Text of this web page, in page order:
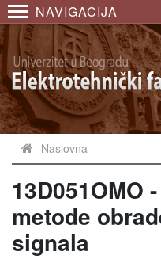
NAVIGACIJA
Naslovna
13D051OMO
metode
signala